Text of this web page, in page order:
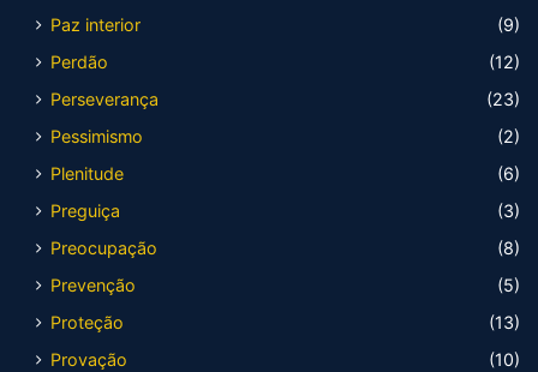
Paz interior
(9)
Perdão
(12)
Perseverança
(23)
Pessimismo
(2)
Plenitude
(6)
Preguiça
(3)
Preocupação
(8)
Prevenção
(5)
Proteção
(13)
Provação
(10)